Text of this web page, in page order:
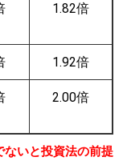
1.82倍
1.92倍
2.00倍
いと投資法の前提